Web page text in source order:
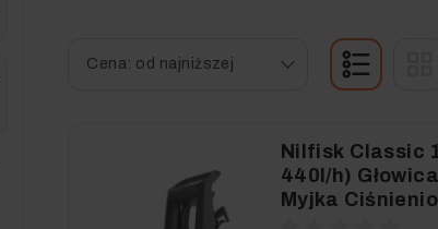
Cena: od najniższej
Nilfisk Classic
440l/h)
Myjka